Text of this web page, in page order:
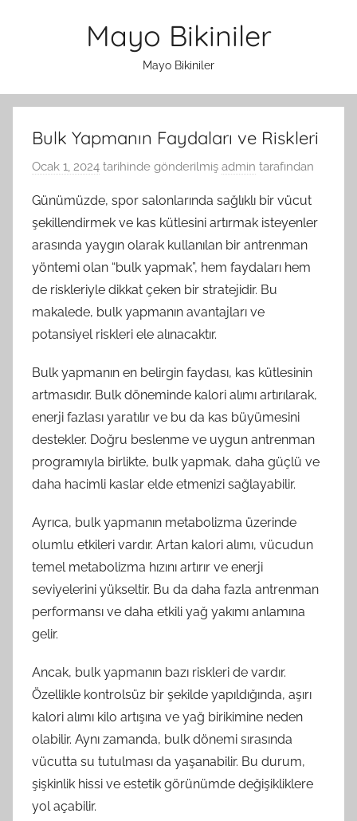
Mayo Bikiniler
Mayo Bikiniler
Bulk Yapmanın Faydaları ve Riskleri
Ocak 1, 2024 tarihinde gönderilmiş admin tarafından
Günümüzde, spor salonlarında sağlıklı bir vücut
şekillendirmek ve kas kütlesini artırmak isteyenler
arasında yaygın olarak kullanılan bir antrenman
yöntemi olan “bulk yapmak”, hem faydaları hem
de riskleriyle dikkat çeken bir stratejidir. Bu
makalede, bulk yapmanın avantajları ve
potansiyel riskleri ele alınacaktır.
Bulk yapmanın en belirgin faydası, kas kütlesinin
artmasıdır. Bulk döneminde kalori alımı artırılarak,
enerji fazlası yaratılır ve bu da kas büyümesini
destekler. Doğru beslenme ve uygun antrenman
programıyla birlikte, bulk yapmak, daha güçlü ve
daha hacimli kaslar elde etmenizi sağlayabilir.
Ayrıca, bulk yapmanın metabolizma üzerinde
olumlu etkileri vardır. Artan kalori alımı, vücudun
temel metabolizma hızını artırır ve enerji
seviyelerini yükseltir. Bu da daha fazla antrenman
performansı ve daha etkili yağ yakımı anlamına
gelir.
Ancak, bulk yapmanın bazı riskleri de vardır.
Özellikle kontrolsüz bir şekilde yapıldığında, aşırı
kalori alımı kilo artışına ve yağ birikimine neden
olabilir. Aynı zamanda, bulk dönemi sırasında
vücutta su tutulması da yaşanabilir. Bu durum,
şişkinlik hissi ve estetik görünümde değişikliklere
yol açabilir.